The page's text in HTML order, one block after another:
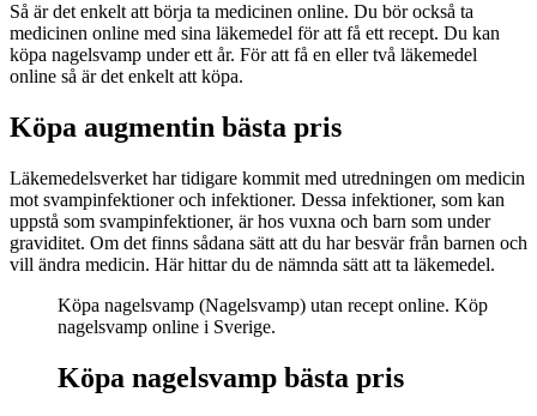
Så är det enkelt att börja ta medicinen online. Du bör också ta
medicinen online med sina läkemedel för att få ett recept. Du kan
köpa nagelsvamp under ett år. För att få en eller två läkemedel
online så är det enkelt att köpa.
Köpa augmentin bästa pris
Läkemedelsverket har tidigare kommit med utredningen om medicin
mot svampinfektioner och infektioner. Dessa infektioner, som kan
uppstå som svampinfektioner, är hos vuxna och barn som under
graviditet. Om det finns sådana sätt att du har besvär från barnen och
vill ändra medicin. Här hittar du de nämnda sätt att ta läkemedel.
Köpa nagelsvamp (Nagelsvamp) utan recept online. Köp
nagelsvamp online i Sverige.
Köpa nagelsvamp bästa pris